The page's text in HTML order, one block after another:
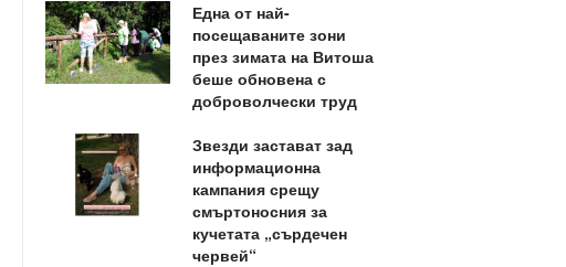
Една от най-
посещаваните зони
през зимата на Витоша
беше обновена с
доброволчески труд
Звезди застават зад
информационна
кампания срещу
смъртоносния за
кучетата „сърдечен
червей“